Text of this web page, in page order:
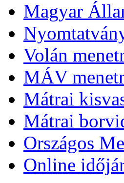
Magyar
Volán
MÁV
Mátrai
Mátrai
Országos
Online